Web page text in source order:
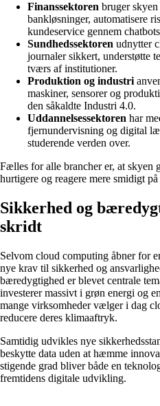
Finanssektoren bruger
bankløsninger, automatisere
kundeservice gennem
Sundhedssektoren udnytter
journaler sikkert, understøtte
tværs af institutioner.
Produktion og industri
maskiner, sensorer og
den såkaldte Industri 4.0.
Uddannelsessektoren har
fjernundervisning og digital
studerende verden over.
Fælles for alle brancher er, at skyen
hurtigere og reagere mere smidigt
Sikkerhed og
skridt
Selvom cloud computing åbner for
nye krav til sikkerhed og
bæredygtighed er blevet centrale
investerer massivt i grøn energi og
mange virksomheder vælger i dag
reducere deres klimaaftryk.
Samtidig udvikles nye
beskytte data uden at hæmme
stigende grad bliver både en
fremtidens digitale udvikling.